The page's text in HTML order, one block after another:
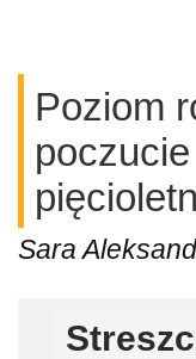
Poziom
Sara